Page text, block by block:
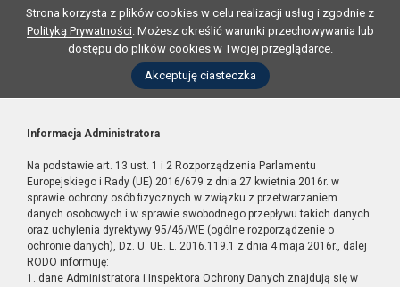
Strona korzysta z plików cookies w celu realizacji usług i zgodnie z
Polityką Prywatności. Możesz określić warunki przechowywania lub
dostępu do plików cookies w Twojej przeglądarce.
Akceptuję ciasteczka
Informacja Administratora
Na podstawie art. 13 ust. 1 i 2 Rozporządzenia Parlamentu
Europejskiego i Rady (UE) 2016/679 z dnia 27 kwietnia 2016r. w
sprawie ochrony osób fizycznych w związku z przetwarzaniem
danych osobowych i w sprawie swobodnego przepływu takich danych
oraz uchylenia dyrektywy 95/46/WE (ogólne rozporządzenie o
ochronie danych), Dz. U. UE. L. 2016.119.1 z dnia 4 maja 2016r., dalej
RODO informuję:
1. dane Administratora i Inspektora Ochrony Danych znajdują się w